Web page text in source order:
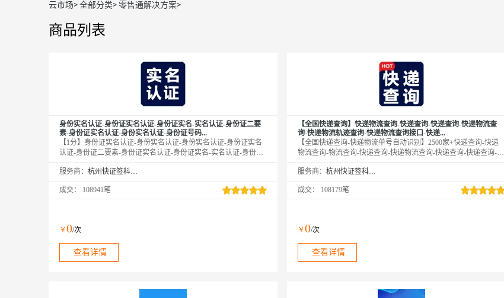
云市场>全部分类>零售通解决方案>
商品列表
身份实名认证-身份证实名认证-身份证实名-实名认证-身份证二要
素-身份证实名认证-身份实名认证-身份证号码...
【1分】身份证实名认证-身份实名认证-身份实名认证-身份证实名
认证-身份证二要素-身份证实名认证-身份证实名-实名认证-身份证
身份实名认证-身份实名认证-身份实名认证-身份证实名认证-身份
名认证-实名认证接口-身份实名验证-身份实名验证-身份实名验证-
认证-身份实名认证-身份证二要素-...
服务商： 杭州快证签科技有限公司
成交： 108941笔
￥0/次
查看详情
【全国快递查询】快递物流查询-快递查询-快递查询-快递物流查
询-快递物流轨迹查询-快递物流查询接口-快递...
【全国快递查询-快递物流单号自动识别】2500家+快递查询-快递
物流查询-物流查询-快递查询-快递物流查询-快递查询-快递查询-快
快递查询-物流查询-快递物流查询-快递物流查询-快递物流查询-快
快递物流单号查询-快递查询接口-快递查询-快递物流查询-物流快
递查询-物流查询-快递物流查询-...
服务商： 杭州快证签科技有限公司
成交： 108179笔
￥0/次
查看详情